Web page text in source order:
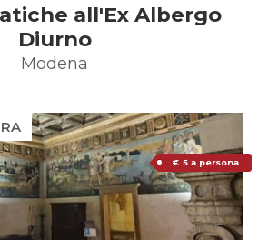
all'Ex Albergo
Diurno
Modena
€ 5 a persona